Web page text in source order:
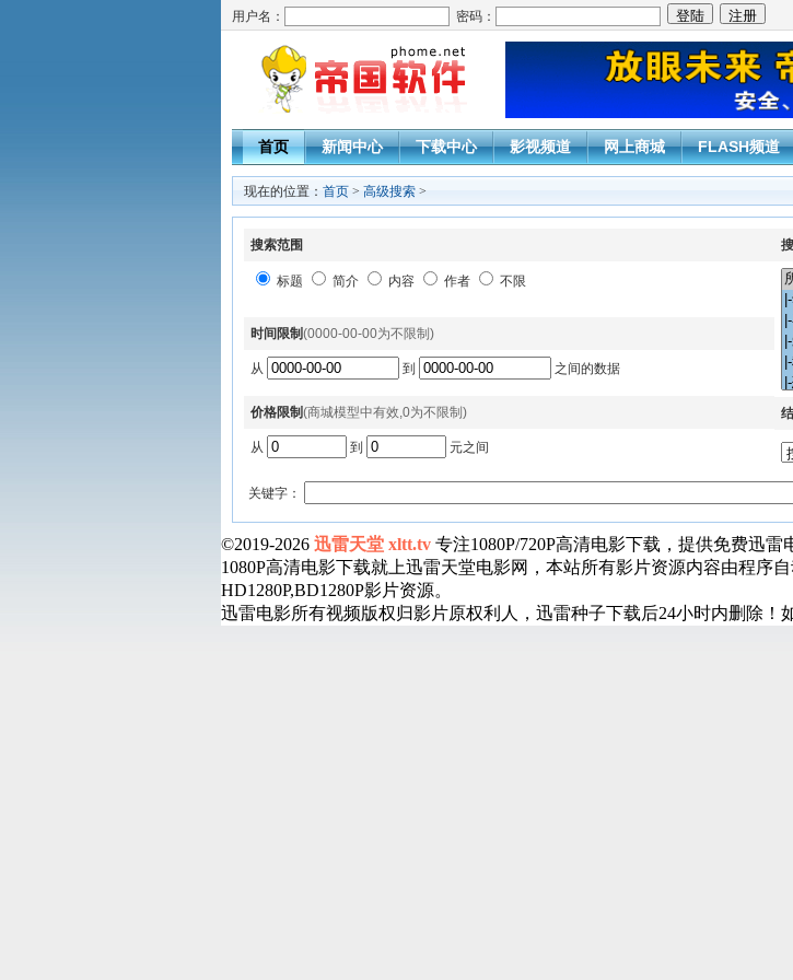
用户名： 密码：
首页 新闻中心 下载中心 影视频道 网上商城 FLASH频道
现在的位置： 首页 > 高级搜索 >
搜索范围
标题 简介 内容 作者 不限
时间限制(0000-00-00为不限制)
从 到 之间的数据
价格限制(商城模型中有效,0为不限制)
从 到 元之间
关键字：
©2019-2026 迅雷天堂 xltt.tv 专注1080P/720P高清电影下载，提供免费迅
1080P高清电影下载就上迅雷天堂电影网，本站所有影片资源内容由程序
HD1280P,BD1280P影片资源。
迅雷电影所有视频版权归影片原权利人，迅雷种子下载后24小时内删除！